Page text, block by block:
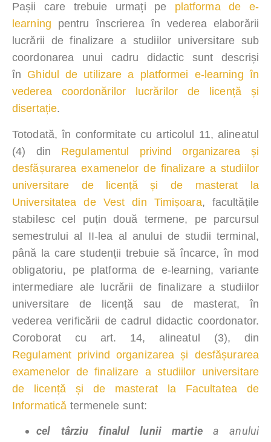
Pașii care trebuie urmați pe platforma de e-
learning pentru înscrierea în vederea elaborării
lucrării de finalizare a studiilor universitare sub
coordonarea unui cadru didactic sunt descriși
în Ghidul de utilizare a platformei e-learning în
vederea coordonărilor lucrărilor de licență și
disertație.
Totodată, în conformitate cu articolul 11, alineatul
(4) din Regulamentul privind organizarea și
desfășurarea examenelor de finalizare a studiilor
universitare de licență și de masterat la
Universitatea de Vest din Timișoara, facultățile
stabilesc cel puțin două termene, pe parcursul
semestrului al II-lea al anului de studii terminal,
până la care studenții trebuie să încarce, în mod
obligatoriu, pe platforma de e-learning, variante
intermediare ale lucrării de finalizare a studiilor
universitare de licență sau de masterat, în
vederea verificării de cadrul didactic coordonator.
Coroborat cu art. 14, alineatul (3), din
Regulament privind organizarea și desfășurarea
examenelor de finalizare a studiilor universitare
de licență și de masterat la Facultatea de
Informatică termenele sunt:
cel târziu finalul lunii martiea anului